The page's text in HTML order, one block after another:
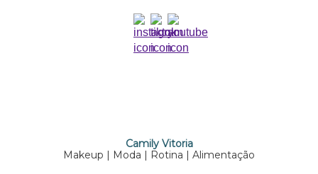
Camily Vitoria
Makeup | Moda | Rotina | Alimentação